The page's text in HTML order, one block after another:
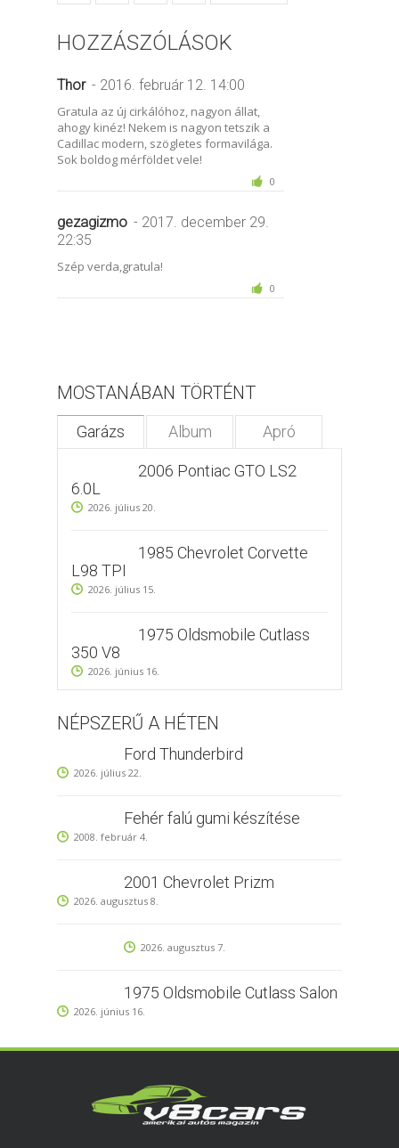
HOZZÁSZÓLÁSOK
Thor - 2016. február 12. 14:00
Gratula az új cirkálóhoz, nagyon állat,
ahogy kinéz! Nekem is nagyon tetszik a
Cadillac modern, szögletes formavilága.
Sok boldog mérföldet vele!
0
gezagizmo - 2017. december 29.
22:35
Szép verda,gratula!
0
MOSTANÁBAN TÖRTÉNT
Garázs Album Apró
2006 Pontiac GTO LS2
6.0L
2026. július 20.
1985 Chevrolet Corvette
L98 TPI
2026. július 15.
1975 Oldsmobile Cutlass
350 V8
2026. június 16.
NÉPSZERŰ A HÉTEN
Ford Thunderbird
2026. július 22.
Fehér falú gumi készítése
2008. február 4.
2001 Chevrolet Prizm
2026. augusztus 8.
2026. augusztus 7.
1975 Oldsmobile Cutlass Salon
2026. június 16.